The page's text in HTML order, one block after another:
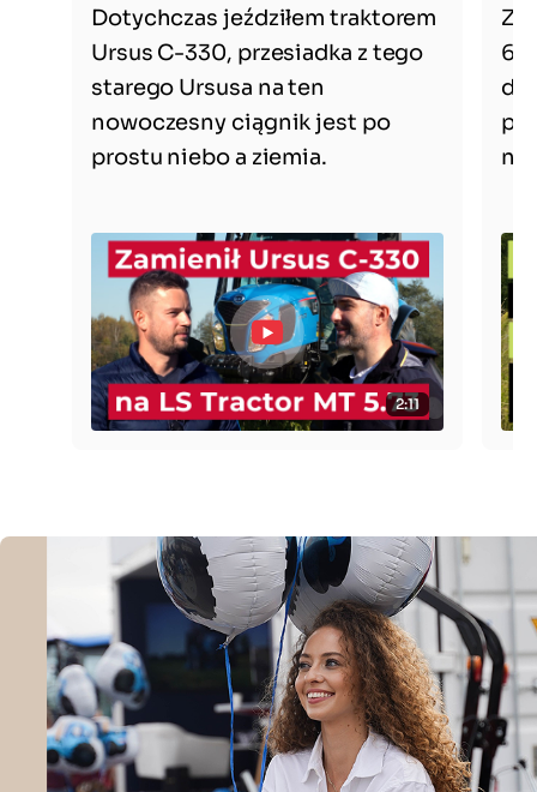
Dotychczas jeździłem traktorem
Ursus C-330, przesiadka z tego
starego Ursusa na ten
nowoczesny ciągnik jest po
prostu niebo a ziemia.
2:11